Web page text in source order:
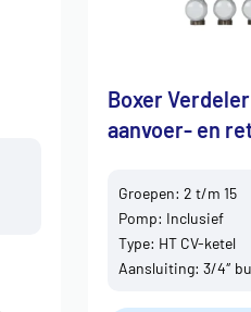
Boxer
aanvoer- en
Groepen: 2 t/m 15
Pomp: Inclusief
Type: HT CV-ketel
Aansluiting: 3/4″